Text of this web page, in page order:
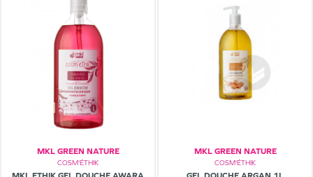
MKL GREEN NATURE
COSM'ÉTHIK
MKL GREEN NATURE
COSM'ÉTHIK